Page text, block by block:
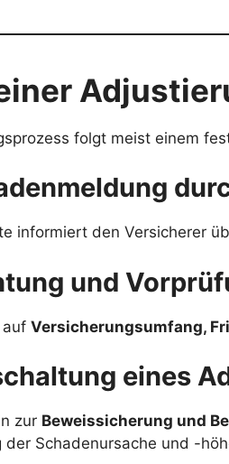
folgt meist einem
informiert den Versicherer
und
auf Versicherungsumfang,
eines
zur Beweissicherung und
Schadenursache und -